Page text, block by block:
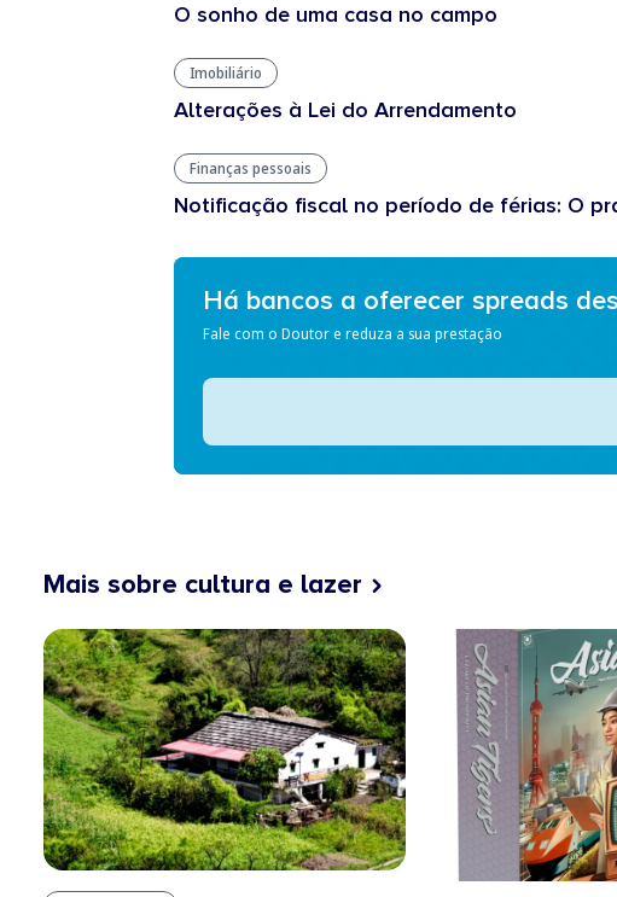
O sonho de uma casa no campo
Imobiliário
Alterações à Lei do Arrendamento
Finanças pessoais
Notificação fiscal no período de férias: O
Há bancos a oferecer spreads
Fale com o Doutor e reduza a sua prestação
Mais sobre cultura e lazer